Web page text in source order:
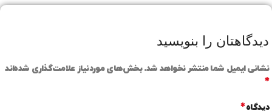
دیدگاهتان را بنویسید
نشانی ایمیل شما منتشر نخواهد شد. بخش‌های موردنیاز علامت‌گذاری شده‌اند
*
دیدگاه*